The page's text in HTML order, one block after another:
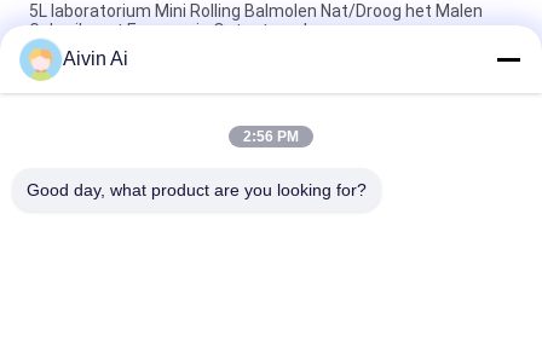
5L laboratorium Mini Rolling Balmolen Nat/Droog het Malen
Gebruik met Eenvormig Outputpoeder
De Balmolen van het laboratorium1*5l Broodje, Walserij van de
het Laboratoriumkruik van het Micronpoeder de Malende
Industriële het Malen en het Zeven Machine voor het
Aivin Ai
2:56 PM
Good day, what product are you looking for?